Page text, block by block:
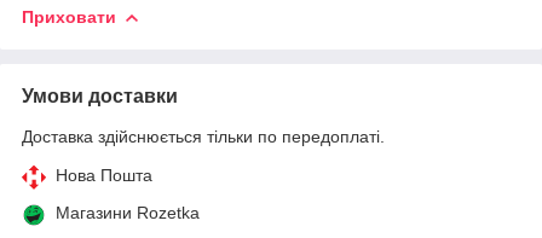
Приховати
Умови доставки
Доставка здійснюється тільки по передоплаті.
Нова Пошта
Магазини Rozetka